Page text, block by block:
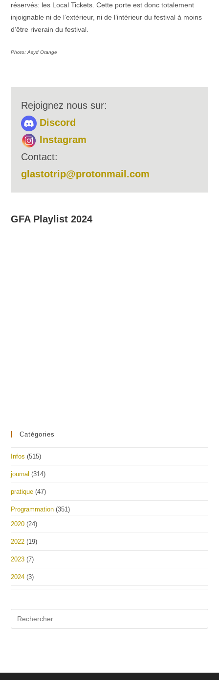
réservés: les Local Tickets. Cette porte est donc totalement
injoignable ni de l’extérieur, ni de l’intérieur du festival à moins
d’être riverain du festival.
Photo: Asyd Orange
Rejoignez nous sur:
Discord
Instagram
Contact:
glastotrip@protonmail.com
GFA Playlist 2024
Catégories
Infos (515)
journal (314)
pratique (47)
Programmation (351)
2020 (24)
2022 (19)
2023 (7)
2024 (3)